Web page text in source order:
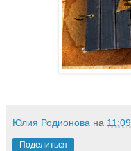
Юлия Родионова на 11:09
Поделиться